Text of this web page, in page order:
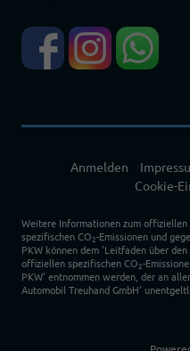
Anmelden
Cookie-
Weitere Informationen zum
spezifischen CO2-Emissionen und
PKW können dem 'Leitfaden über
offiziellen spezifischen CO2-
PKW' entnommen werden, der an
Automobil Treuhand GmbH'